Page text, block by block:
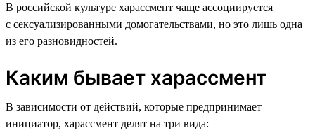
В российской культуре харассмент чаще ассоциируется
с сексуализированными домогательствами, но это лишь одна
из его разновидностей.
Каким бывает харассмент
В зависимости от действий, которые предпринимает
инициатор, харассмент делят на три вида: